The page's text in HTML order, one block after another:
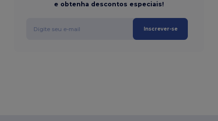
e obtenha descontos especiais!
Inscrever-se